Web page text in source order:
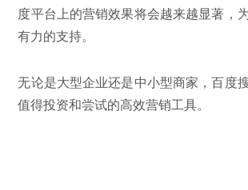
度平台上的营销效果将会越来越显著，
有力的支持。
无论是大型企业还是中小型商家，百度
值得投资和尝试的高效营销工具。